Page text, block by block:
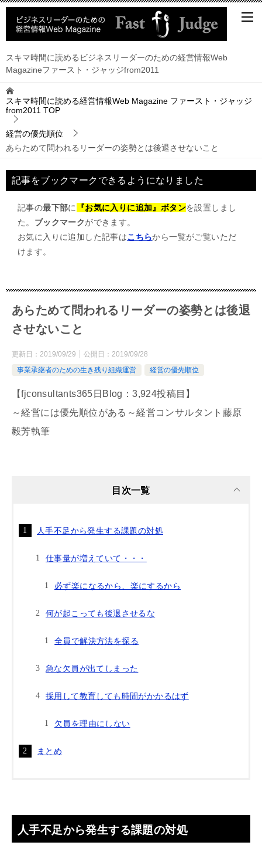
スキマ時間に読めるビジネスリーダーのための経営情報Web
Magazineファースト・ジャッジfrom2011
スキマ時間に読める経営情報Web Magazine ファースト・ジャッジ
from2011 TOP
経営の優先順位
あらためて問われるリーダーの姿勢とは後退させないこと
記事をブックマークできるようになりました
記事の最下部に 『お気に入りに追加』ボタンを設置しまし
た。 ブックマークができます。
お気に入りに追加した記事はこちらから一覧がご覧いただ
けます。
あらためて問われるリーダーの姿勢とは後退
させないこと
更新日： 2019/09/29 公開日： 2019/09/28
事業承継者のための生き残り組織運営
経営の優先順位
【fjconsultants365日Blog：3,924投稿目】
～経営には優先順位がある～経営コンサルタント藤原
毅芳執筆
目次一覧
人手不足から発生する課題の対処
仕事量が増えていて・・・
必ず楽になるから、楽にするから
何が起こっても後退させるな
全員で解決方法を探る
急な欠員が出てしまった
採用して教育しても時間がかかるはず
欠員を理由にしない
まとめ
人手不足から発生する課題の対処